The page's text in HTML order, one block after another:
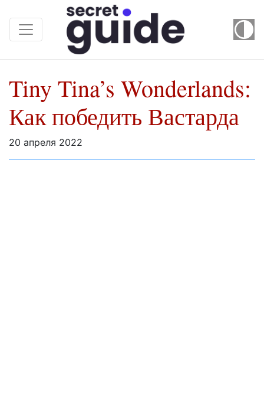
Tiny Tina’s Wonderlands:
Как победить Вастарда
20 апреля 2022